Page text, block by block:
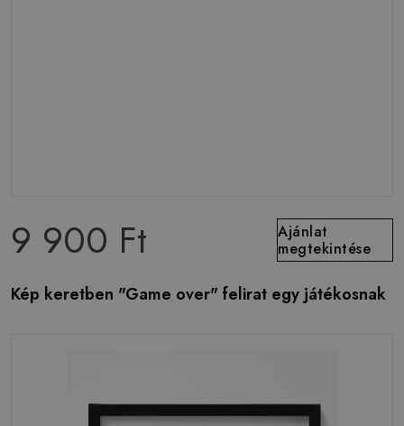
9 900 Ft
Ajánlat
megtekintése
Kép keretben "Game over" felirat egy játékosnak